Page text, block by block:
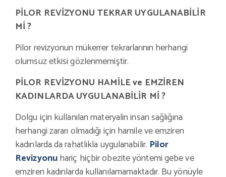
PİLOR REVİZYONU TEKRAR UYGULANABİLİR
Mİ ?
Pilor revizyonun mükerrer tekrarlarının herhangi
olumsuz etkisi gözlenmemiştir.
PİLOR REVİZYONU HAMİLE ve EMZİREN
KADINLARDA UYGULANABİLİR Mİ ?
Dolgu için kullanılan materyalin insan sağlığına
herhangi zararı olmadığı için hamile ve emziren
kadınlarda da rahatlıkla uygulanabilir. Pilor
Revizyonuhariç hiçbir obezite yöntemi gebe ve
emziren kadınlarda kullanılamamaktadır. Bu yönüyle